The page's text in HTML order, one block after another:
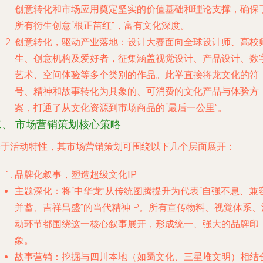
创意转化和市场应用奠定坚实的价值基础和理论支撑，确保
所有衍生创意“根正苗红”，富有文化深度。
创意转化，驱动产业落地 ：设计大赛面向全球设计师、高校
生、创意机构及爱好者，征集涵盖视觉设计、产品设计、数
艺术、空间体验等多个类别的作品。此举直接将龙文化的符
号、精神和故事转化为具象的、可消费的文化产品与体验方
案，打通了从文化资源到市场商品的“最后一公里”。
市场营销策划核心策略
活动特性，其市场营销策划可围绕以下几个层面展开：
品牌化叙事，塑造超级文化IP
主题深化 ：将“中华龙”从传统图腾提升为代表“自强不息、兼
并蓄、吉祥昌盛”的当代精神IP。所有宣传物料、视觉体系
动环节都围绕这一核心叙事展开，形成统一、强大的品牌印
象。
故事营销 ：挖掘与四川本地（如蜀文化、三星堆文明）相结